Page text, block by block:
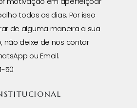
todos os dias. Por isso
de alguma maneira a sua
não deixe de nos contar
ou Email.
50